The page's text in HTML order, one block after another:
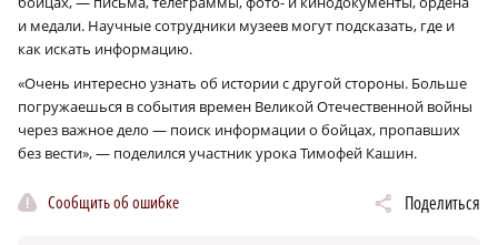
и медали. Научные сотрудники музеев могут подсказать, где и
как искать информацию.
«Очень интересно узнать об истории с другой стороны. Больше
погружаешься в события времен Великой Отечественной войны
через важное дело — поиск информации о бойцах, пропавших
без вести», — поделился участник урока Тимофей Кашин.
Сообщить об ошибке Поделиться